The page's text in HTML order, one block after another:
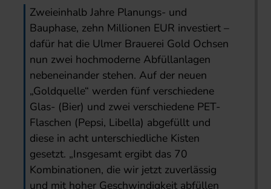
Zweieinhalb Jahre Planungs- und
Bauphase, zehn Millionen EUR investiert –
dafür hat die Ulmer Brauerei Gold Ochsen
nun zwei hochmoderne Abfüllanlagen
nebeneinander stehen. Auf der neuen
„Goldquelle“ werden fünf verschiedene
Glas- (Bier) und zwei verschiedene PET-
Flaschen (Pepsi, Libella) abgefüllt und
diese in acht unterschiedliche Kisten
gesetzt. „Insgesamt ergibt das 70
Kombinationen, die wir jetzt zuverlässig
und mit hoher Geschwindigkeit abfüllen